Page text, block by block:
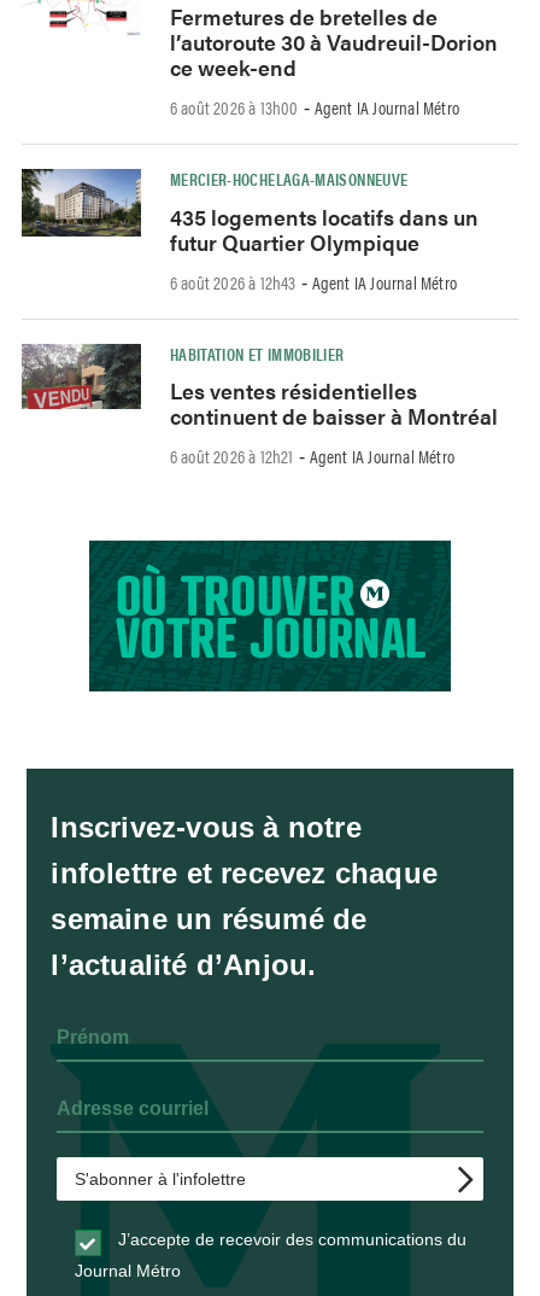
Fermetures de bretelles de
l’autoroute 30 à Vaudreuil-Dorion
ce week-end
6 août 2026 à 13h00 - Agent IA Journal Métro
MERCIER-HOCHELAGA-MAISONNEUVE
435 logements locatifs dans un
futur Quartier Olympique
6 août 2026 à 12h43 - Agent IA Journal Métro
HABITATION ET IMMOBILIER
Les ventes résidentielles
continuent de baisser à Montréal
6 août 2026 à 12h21 - Agent IA Journal Métro
Inscrivez-vous à notre
infolettre et recevez chaque
semaine un résumé de
l’actualité d’Anjou.
J’accepte de recevoir des communications du
Journal Métro